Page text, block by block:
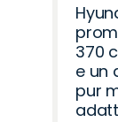
370
e un
pur